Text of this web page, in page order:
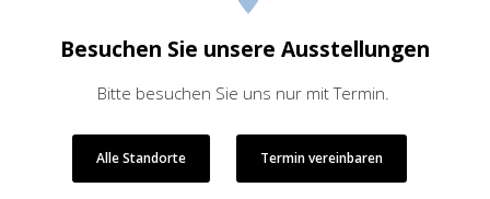
Besuchen Sie unsere Ausstellungen
Bitte besuchen Sie uns nur mit Termin.
Alle Standorte Termin vereinbaren